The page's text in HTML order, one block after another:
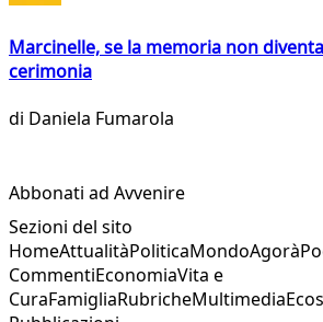
Marcinelle, se la memoria non
cerimonia
di Daniela Fumarola
Abbonati ad Avvenire
Sezioni del sito
HomeAttualitàPoliticaMondoAgorà
CommentiEconomiaVita e
CuraFamigliaRubricheMultimedia